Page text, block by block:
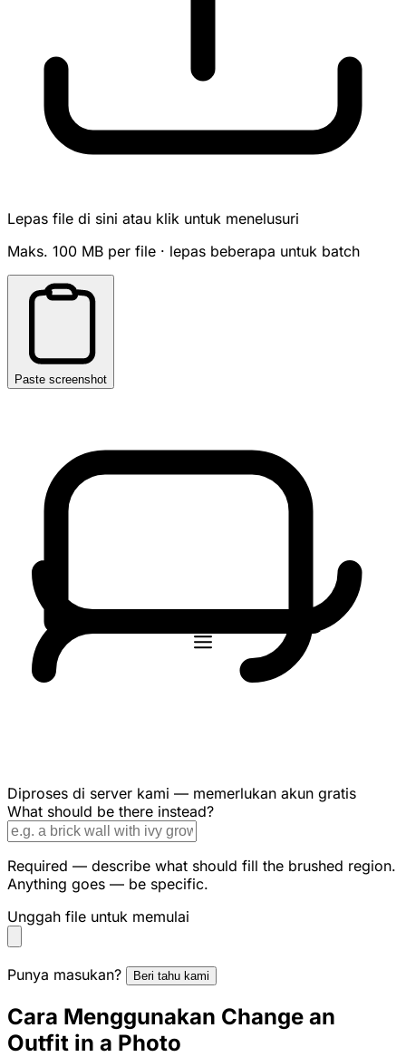
Lepas file di sini atau klik untuk menelusuri
Maks. 100 MB per file · lepas beberapa untuk batch
Paste screenshot
Diproses di server kami — memerlukan akun gratis
What should be there instead?
Required — describe what should fill the brushed region.
Anything goes — be specific.
Unggah file untuk memulai
Punya masukan? Beri tahu kami
Cara Menggunakan Change an
Outfit in a Photo